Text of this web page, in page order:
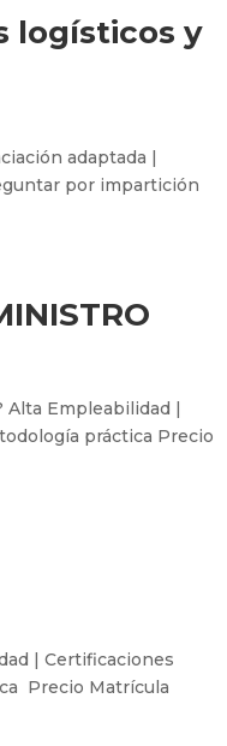
logísticos y
adaptada |
por impartición
Alta Empleabilidad |
práctica Precio
| Certificaciones
Precio Matrícula